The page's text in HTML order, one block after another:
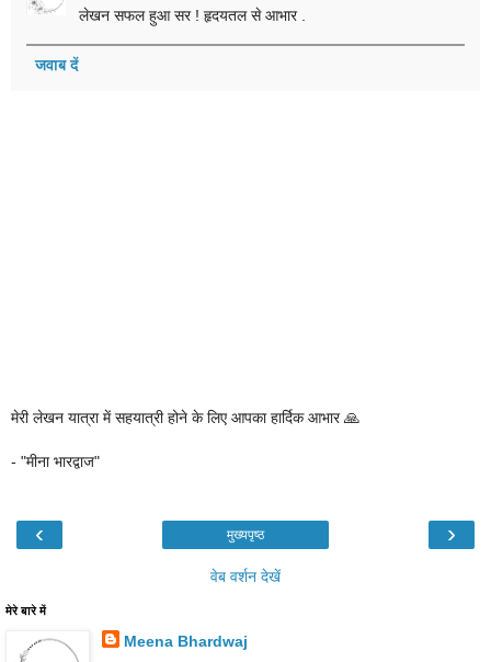
लेखन सफल हुआ सर ! हृदयतल से आभार .
जवाब दें
मेरी लेखन यात्रा में सहयात्री होने के लिए आपका हार्दिक आभार 🙏
- "मीना भारद्वाज"
‹ ›
मुख्यपृष्ठ
वेब वर्शन देखें
मेरे बारे में
Meena Bhardwaj